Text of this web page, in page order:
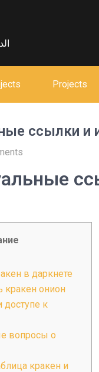
Projects
ссылки и
в даркнете
кракен онион
доступе к
вопросы о
кракен и